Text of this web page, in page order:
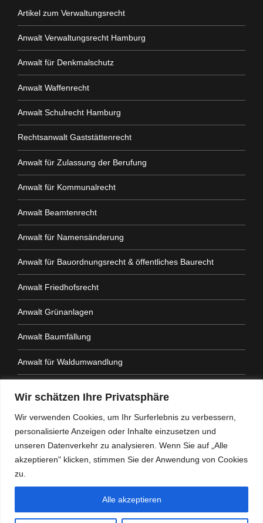
Wir schätzen Ihre Privatsphäre
Wir verwenden Cookies, um Ihr Surferlebnis zu verbessern,
personalisierte Anzeigen oder Inhalte einzusetzen und
unseren Datenverkehr zu analysieren. Wenn Sie auf „Alle
akzeptieren" klicken, stimmen Sie der Anwendung von Cookies
zu.
Alle akzeptieren
Artikel zum Verwaltungsrecht
Anwalt Verwaltungsrecht Hamburg
Anwalt für Denkmalschutz
Anwalt Waffenrecht
Anwalt Schulrecht Hamburg
Rechtsanwalt Gaststättenrecht
Anwalt für Zulassung der Berufung
Anwalt für Kommunalrecht
Anwalt Beamtenrecht
Anwalt für Namensänderung
Anwalt für Bauordnungsrecht & öffentliches Baurecht
Anwalt Friedhofsrecht
Anwalt Grünanlagen
Anwalt Baumfällung
Anwalt für Waldumwandlung
Anwalt Amtshaftung
Heidemann Partner - Kanzlei mit Schwerpunkt